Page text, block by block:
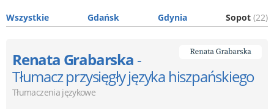
Wszystkie Gdańsk Gdynia Sopot (22)
Renata Grabarska -
Tłumacz przysięgły języka hiszpańskiego
Tłumaczenia językowe